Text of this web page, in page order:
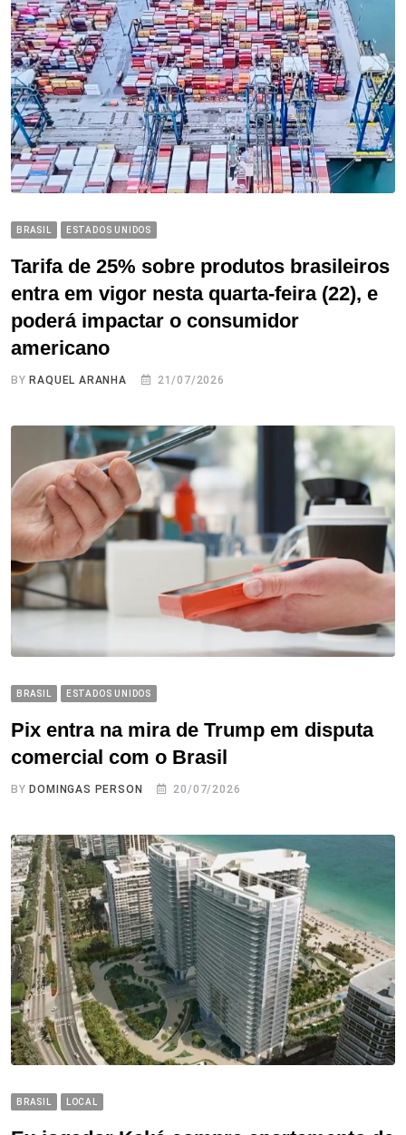
BRASIL ESTADOS UNIDOS
Tarifa de 25% sobre produtos brasileiros
entra em vigor nesta quarta-feira (22), e
poderá impactar o consumidor
americano
BY RAQUEL ARANHA 21/07/2026
BRASIL ESTADOS UNIDOS
Pix entra na mira de Trump em disputa
comercial com o Brasil
BYDOMINGAS PERSON 20/07/2026
BRASIL LOCAL